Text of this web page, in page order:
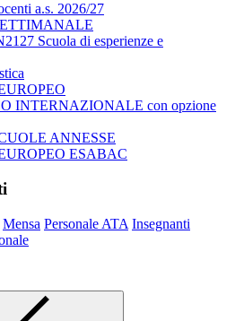
a.s. 2026/27
Scuola di esperienze e
INTERNAZIONALE con opzione
ANNESSE
ESABAC
Mensa Personale ATA Insegnanti